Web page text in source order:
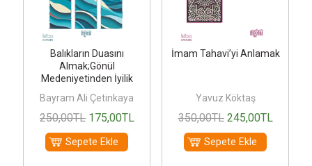
Balıkların Duasını
Almak;Gönül
Medeniyetinden İyilik
Bayram Ali Çetinkaya
250,00TL 175,00TL
Sepete Ekle
İmam Tahavi’yi Anlamak
Yavuz Köktaş
350,00TL 245,00TL
Sepete Ekle